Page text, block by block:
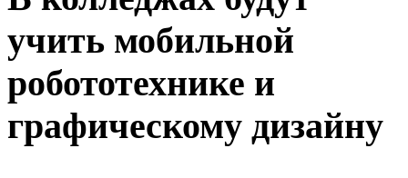
учить мобильной
робототехнике и
графическому дизайну